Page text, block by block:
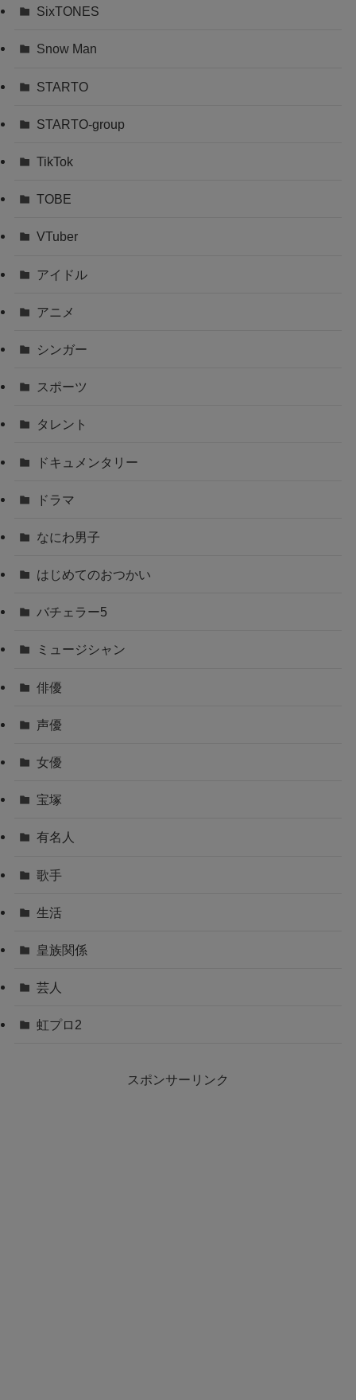
SixTONES
Snow Man
STARTO
STARTO-group
TikTok
TOBE
VTuber
アイドル
アニメ
シンガー
スポーツ
タレント
ドキュメンタリー
ドラマ
なにわ男子
はじめてのおつかい
バチェラー5
ミュージシャン
俳優
声優
女優
宝塚
有名人
歌手
生活
皇族関係
芸人
虹プロ2
スポンサーリンク